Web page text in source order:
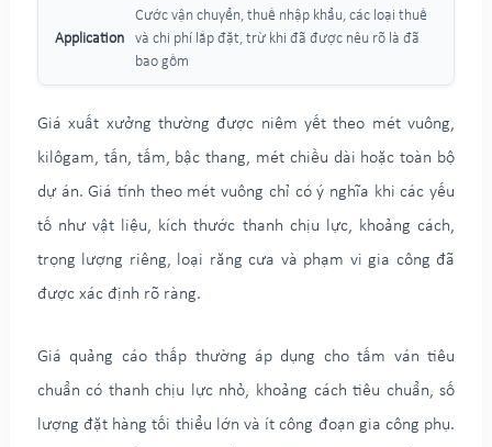
Cước vận chuyển, thuế nhập khẩu, các loại thuế
và chi phí lắp đặt, trừ khi đã được nêu rõ là đã
bao gồm
Giá xuất xưởng thường được niêm yết theo mét vuông,
kilôgam, tấn, tấm, bậc thang, mét chiều dài hoặc toàn bộ
dự án. Giá tính theo mét vuông chỉ có ý nghĩa khi các yếu
tố như vật liệu, kích thước thanh chịu lực, khoảng cách,
trọng lượng riêng, loại răng cưa và phạm vi gia công đã
được xác định rõ ràng.
Giá quảng cáo thấp thường áp dụng cho tấm ván tiêu
chuẩn có thanh chịu lực nhỏ, khoảng cách tiêu chuẩn, số
lượng đặt hàng tối thiểu lớn và ít công đoạn gia công phụ.